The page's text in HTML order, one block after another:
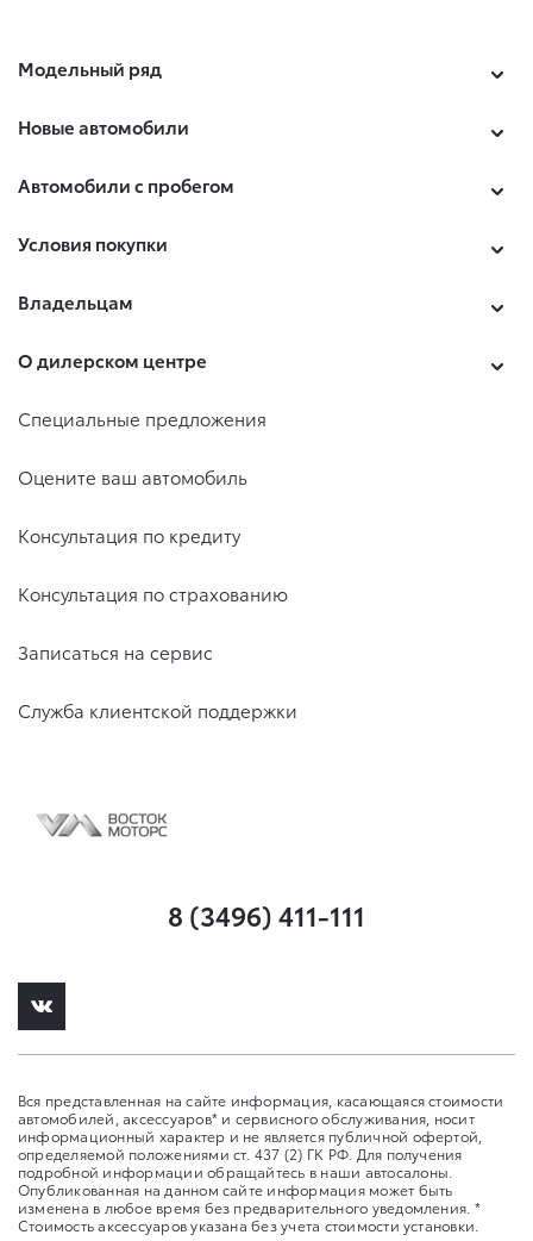
Модельный ряд
Новые автомобили
Автомобили с пробегом
Условия покупки
Владельцам
О дилерском центре
Специальные предложения
Оцените ваш автомобиль
Консультация по кредиту
Консультация по страхованию
Записаться на сервис
Служба клиентской поддержки
8 (3496) 411-111
Вся представленная на сайте информация, касающаяся стоимости
автомобилей, аксессуаров* и сервисного обслуживания, носит
информационный характер и не является публичной офертой,
определяемой положениями ст. 437 (2) ГК РФ. Для получения
подробной информации обращайтесь в наши автосалоны.
Опубликованная на данном сайте информация может быть
изменена в любое время без предварительного уведомления. *
Стоимость аксессуаров указана без учета стоимости установки.